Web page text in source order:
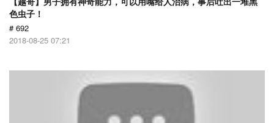
色虫子！
# 692
2018-08-25 07:21